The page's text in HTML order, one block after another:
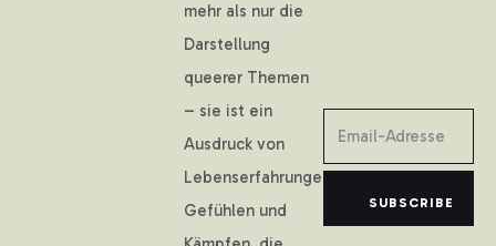
mehr als nur die
Darstellung
queerer Themen
– sie ist ein
Ausdruck von
Lebenserfahrungen,
Gefühlen und
SUBSCRIBE